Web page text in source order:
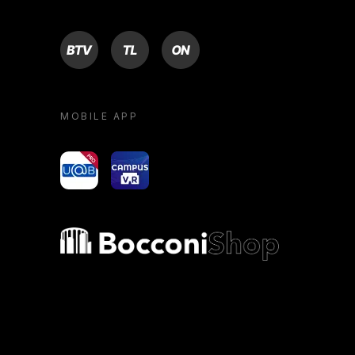
BTV TL ON
MOBILE APP
yoU@B Campus VR
Bocconi shop